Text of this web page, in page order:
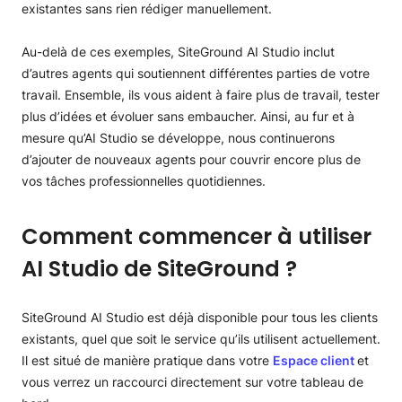
existantes sans rien rédiger manuellement.
Au-delà de ces exemples, SiteGround AI Studio inclut
d’autres agents qui soutiennent différentes parties de votre
travail. Ensemble, ils vous aident à faire plus de travail, tester
plus d’idées et évoluer sans embaucher. Ainsi, au fur et à
mesure qu’AI Studio se développe, nous continuerons
d’ajouter de nouveaux agents pour couvrir encore plus de
vos tâches professionnelles quotidiennes.
Comment commencer à utiliser
AI Studio de SiteGround ?
SiteGround AI Studio est déjà disponible pour tous les clients
existants, quel que soit le service qu’ils utilisent actuellement.
Il est situé de manière pratique dans votre Espace clientet
vous verrez un raccourci directement sur votre tableau de